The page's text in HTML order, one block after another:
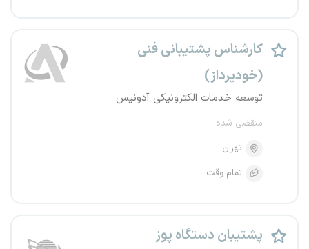
کارشناس پشتیبانی فنی
(خودپرداز)
توسعه خدمات الکترونیکی آدونیس
منقضی شده
تهران
تمام وقت
پشتیبان دستگاه پوز